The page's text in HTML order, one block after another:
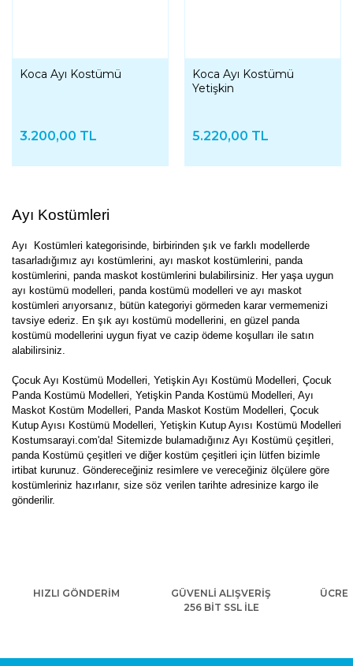
Koca Ayı Kostümü
3.200,00 TL
Koca Ayı Kostümü
Yetişkin
5.220,00 TL
Ayı Kostümleri
Ayı Kostümleri kategorisinde, birbirinden şık ve farklı modellerde
tasarladığımız ayı kostümlerini, ayı maskot kostümlerini, panda
kostümlerini, panda maskot kostümlerini bulabilirsiniz. Her yaşa uygun
ayı kostümü modelleri, panda kostümü modelleri ve ayı maskot
kostümleri arıyorsanız, bütün kategoriyi görmeden karar vermemenizi
tavsiye ederiz. En şık ayı kostümü modellerini, en güzel panda
kostümü modellerini uygun fiyat ve cazip ödeme koşulları ile satın
alabilirsiniz.
Çocuk Ayı Kostümü Modelleri, Yetişkin Ayı Kostümü Modelleri, Çocuk
Panda Kostümü Modelleri, Yetişkin Panda Kostümü Modelleri, Ayı
Maskot Kostüm Modelleri, Panda Maskot Kostüm Modelleri, Çocuk
Kutup Ayısı Kostümü Modelleri, Yetişkin Kutup Ayısı Kostümü Modelleri
Kostumsarayi.com'da! Sitemizde bulamadığınız Ayı Kostümü çeşitleri,
panda Kostümü çeşitleri ve diğer kostüm çeşitleri için lütfen bizimle
irtibat kurunuz. Göndereceğiniz resimlere ve vereceğiniz ölçülere göre
kostümleriniz hazırlanır, size söz verilen tarihte adresinize kargo ile
gönderilir.
HIZLI GÖNDERİM
GÜVENLİ ALIŞVERİŞ
256 BİT SSL İLE